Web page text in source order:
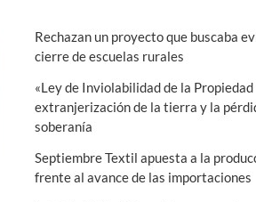
Rechazan un proyecto que buscaba
cierre de escuelas rurales
«Ley de Inviolabilidad de la Propiedad
extranjerización de la tierra y la
soberanía
Septiembre Textil apuesta a la
frente al avance de las importaciones